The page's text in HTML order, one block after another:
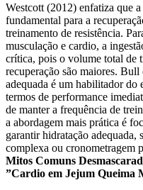
Westcott (2012) enfatiza que
fundamental para a
treinamento de resistência.
musculação e cardio, a
crítica, pois o volume total de
recuperação são maiores.
adequada é um habilitador do
termos de performance
de manter a frequência de
a abordagem mais prática é
garantir hidratação adequada,
complexa ou cronometragem
Mitos Comuns
”Cardio em Jejum Queima